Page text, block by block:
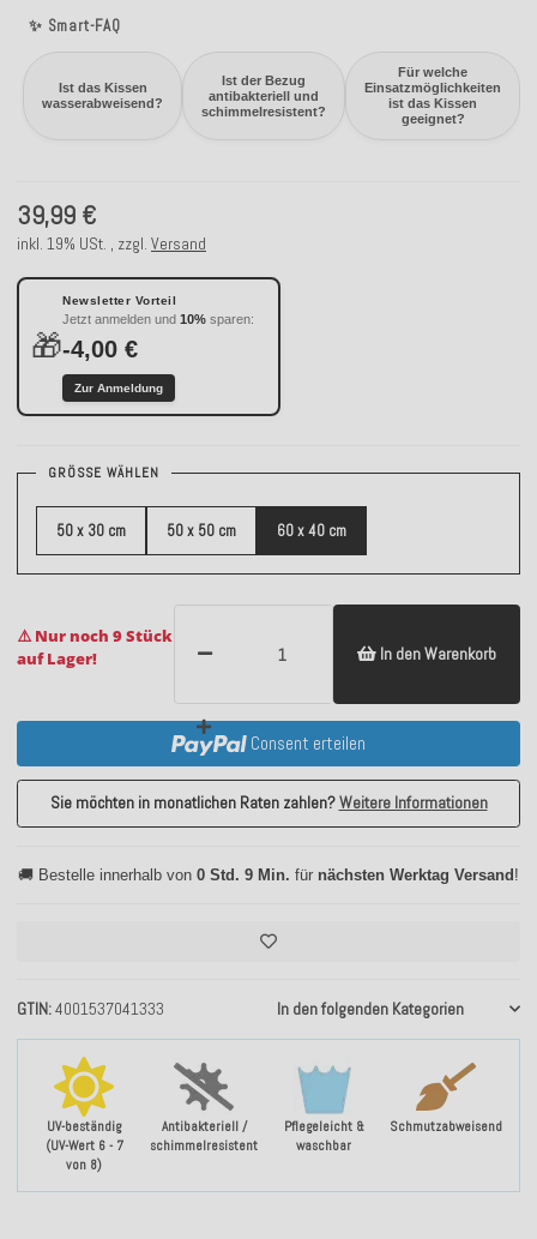
✨ Smart-FAQ
Ist das Kissen
wasserabweisend?
Ist der Bezug
antibakteriell und
schimmelresistent?
Für welche
Einsatzmöglichkeiten
ist das Kissen
geeignet?
UV-beständig
(UV-Wert 6 - 7
von 8)
Antibakteriell /
schimmelresistent
Pflegeleicht &
waschbar
Schmutzabweisend
GTIN 4001537041333 In den folgenden Kategorien
39,99 €
inkl. 19% USt. , zzgl. Versand
🎁
Newsletter Vorteil
Jetzt anmelden und 10% sparen:
-4,00 €
Zur Anmeldung
GRÖSSE WÄHLEN
50 x 30 cm 50 x 50 cm 60 x 40 cm
⚠️ Nur noch 9 Stück
auf Lager!
In den Warenkorb
Consent erteilen
Sie möchten in monatlichen Raten zahlen?Weitere Informationen
🚚 Bestelle innerhalb von 0 Std. 9 Min. für nächsten Werktag Versand !